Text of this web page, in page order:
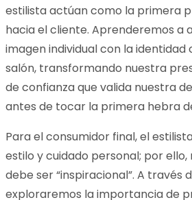
estilista actúan como la primera
hacia el cliente. Aprenderemos a
imagen individual con la
salón, transformando nuestra
de confianza que valida nuestra
antes de tocar la primera hebra
Para el consumidor final, el
estilo y cuidado personal; por
debe ser “inspiracional”. A través
exploraremos la importancia de